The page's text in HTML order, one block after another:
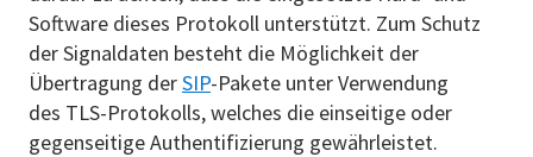
Software dieses Protokoll unterstützt. Zum Schutz
der Signaldaten besteht die Möglichkeit der
Übertragung derSIP-Pakete unter Verwendung
des TLS-Protokolls, welches die einseitige oder
gegenseitige Authentifizierung gewährleistet.